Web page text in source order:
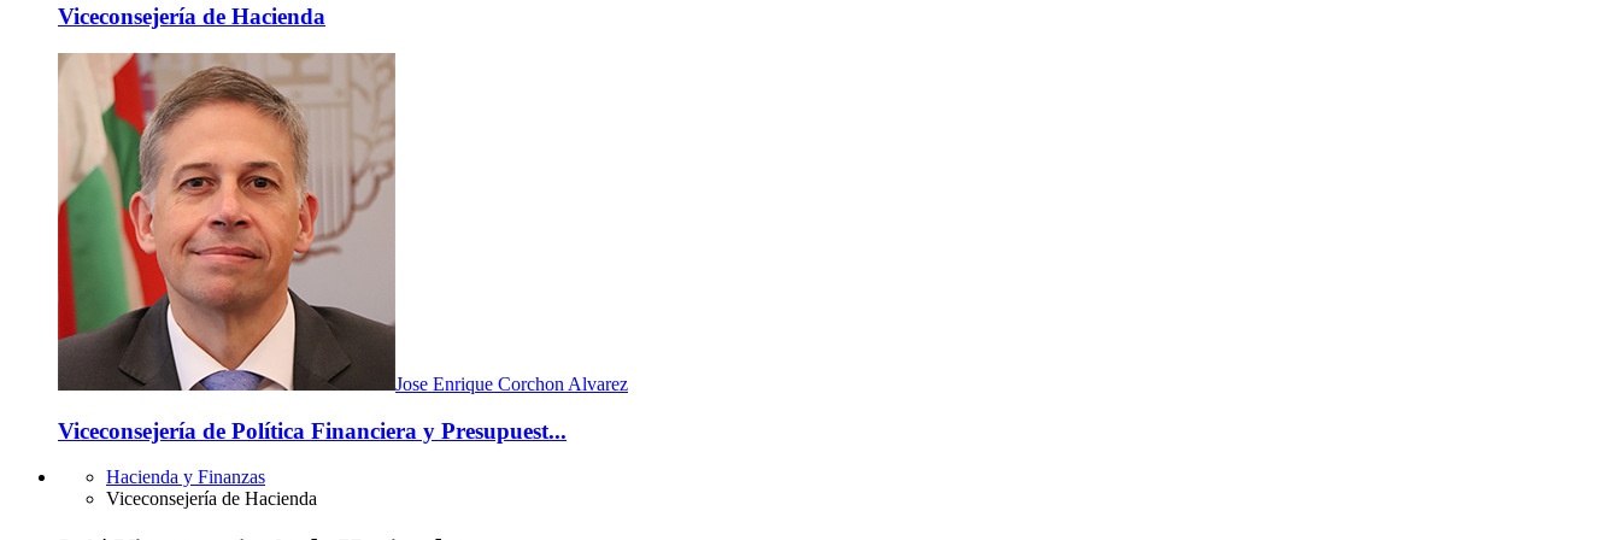
Viceconsejería de Hacienda
Jose Enrique Corchon Alvarez
Viceconsejería de Política Financiera y Presupuest...
Hacienda y Finanzas
Viceconsejería de Hacienda